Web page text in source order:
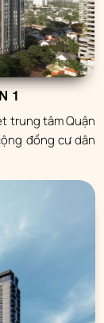
1
trung tâm Quận
đồng cư dân